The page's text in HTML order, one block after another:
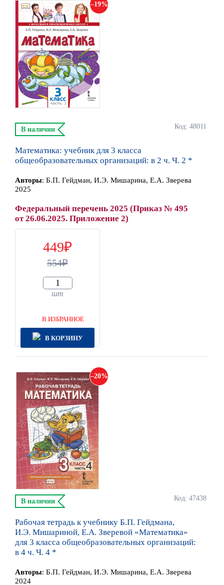
19
Код: 48011
В наличии
Математика: учебник для 3 класса
общеобразовательных организаций: в 2 ч. Ч. 2 *
Авторы: Б.П. Гейдман, И.Э. Мишарина, Е.А. Зверева
2025
Федеральный перечень 2025 (Приказ № 495
от 26.06.2025. Приложение 2)
449
554
шт
В ИЗБРАННОЕ
В КОРЗИНУ
20
Код: 47438
В наличии
Рабочая тетрадь к учебнику Б.П. Гейдмана,
И.Э. Мишариной, Е.А. Зверевой «Математика»
для 3 класса общеобразовательных организаций:
в 4 ч. Ч. 4 *
Авторы: Б.П. Гейдман, И.Э. Мишарина, Е.А. Зверева
2024